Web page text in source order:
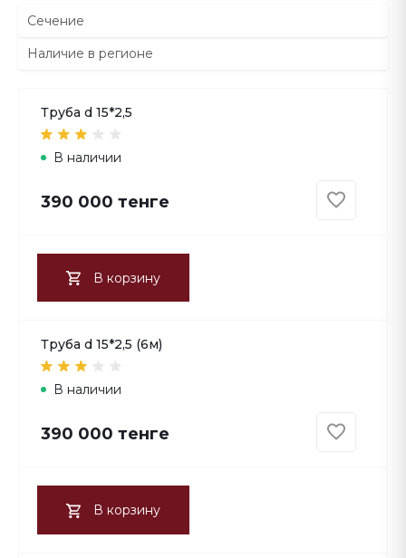
Сечение
Наличие в регионе
Труба d 15*2,5
В наличии
390 000 тенге
В корзину
Труба d 15*2,5 (6м)
В наличии
390 000 тенге
В корзину